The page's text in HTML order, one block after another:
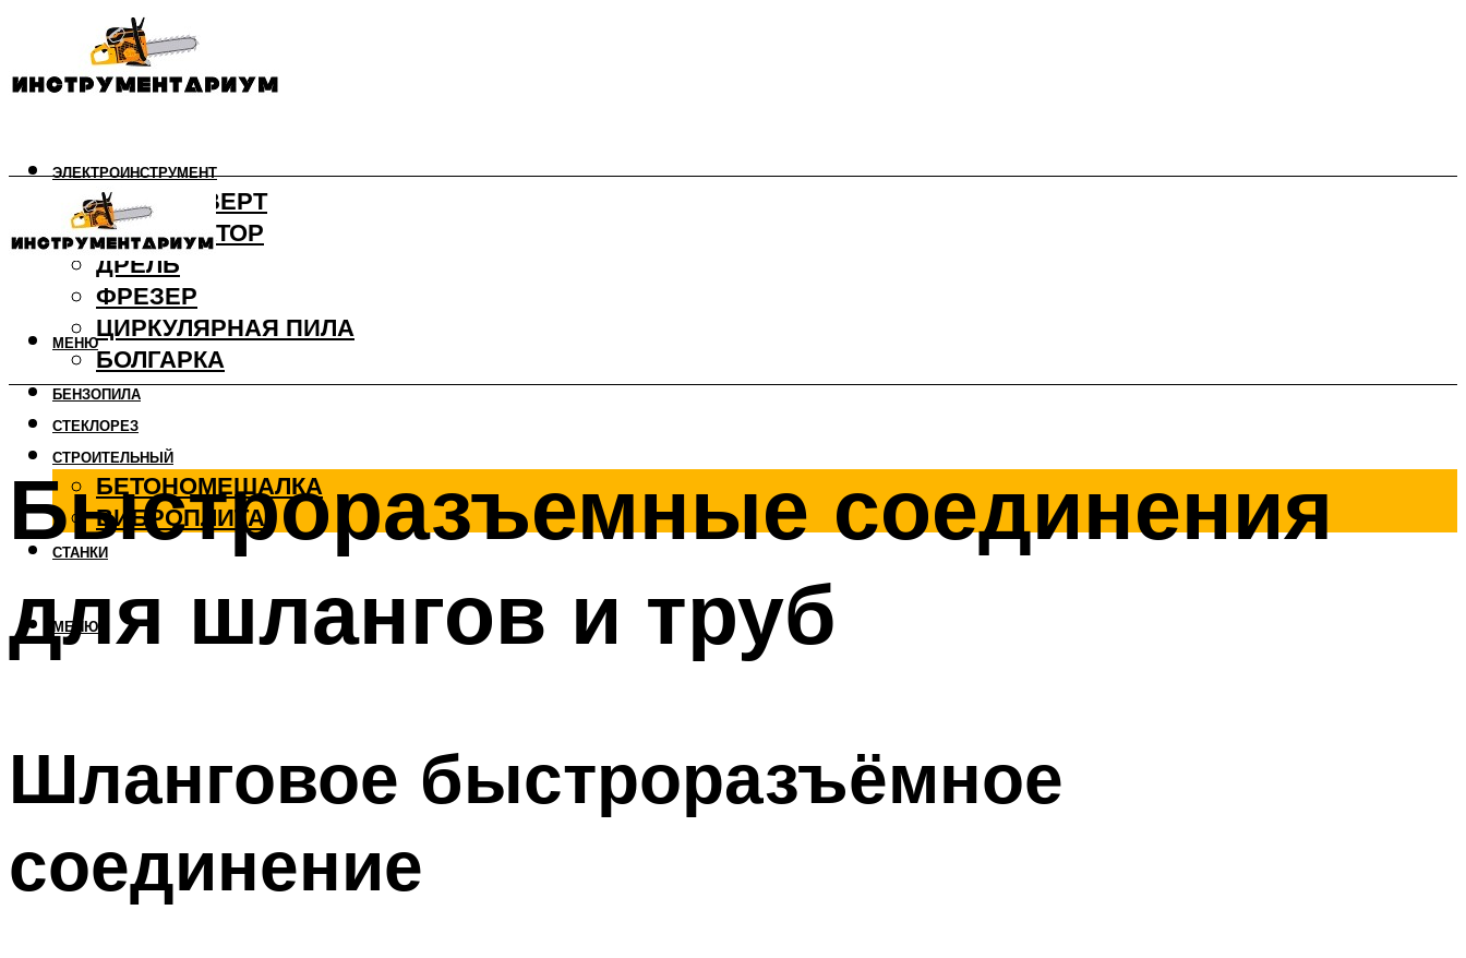
ЭЛЕКТРОИНСТРУМЕНТ
ШУРУПОВЕРТ
ПЕРФОРАТОР
ДРЕЛЬ
ФРЕЗЕР
ЦИРКУЛЯРНАЯ ПИЛА
БОЛГАРКА
БЕНЗОПИЛА
СТЕКЛОРЕЗ
СТРОИТЕЛЬНЫЙ
БЕТОНОМЕШАЛКА
ВИБРОПЛИТА
СТАНКИ
МЕНЮ
МЕНЮ
Быстроразъемные соединения
для шлангов и труб
Шланговое быстроразъёмное
соединение